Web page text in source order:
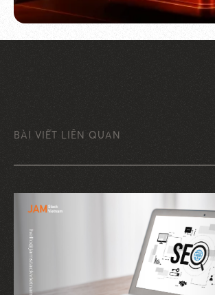
BÀI VIẾT LIÊN QUAN